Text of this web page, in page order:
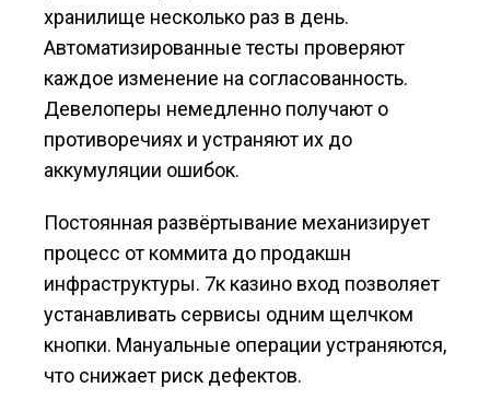
хранилище несколько раз в день.
Автоматизированные тесты проверяют
каждое изменение на согласованность.
Девелоперы немедленно получают о
противоречиях и устраняют их до
аккумуляции ошибок.
Постоянная развёртывание механизирует
процесс от коммита до продакшн
инфраструктуры. 7к казино вход позволяет
устанавливать сервисы одним щелчком
кнопки. Мануальные операции устраняются,
что снижает риск дефектов.